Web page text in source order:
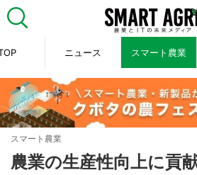
ニュース スマート農業
スマート農業
農業の生産性向上に貢